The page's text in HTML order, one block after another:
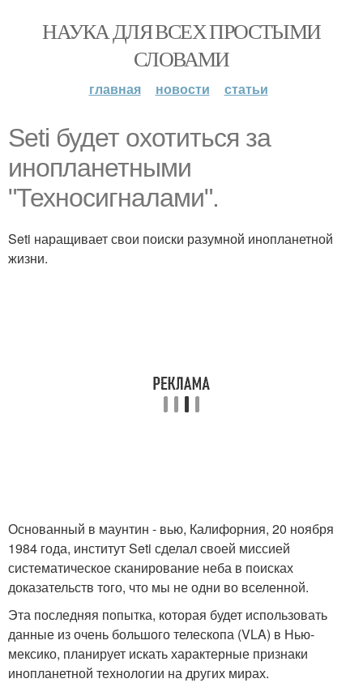
НАУКА ДЛЯ ВСЕХ ПРОСТЫМИ
СЛОВАМИ
главная новости статьи
Seti будет охотиться за
инопланетными
"Техносигналами".
Seti наращивает свои поиски разумной инопланетной
жизни.
Основанный в маунтин - вью, Калифорния, 20 ноября
1984 года, институт Seti сделал своей миссией
систематическое сканирование неба в поисках
доказательств того, что мы не одни во вселенной.
Эта последняя попытка, которая будет использовать
данные из очень большого телескопа (VLA) в Нью-
мексико, планирует искать характерные признаки
инопланетной технологии на других мирах.